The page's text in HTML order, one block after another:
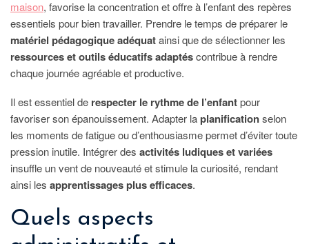
maison, favorise la concentration et offre à l’enfant des repères
essentiels pour bien travailler. Prendre le temps de préparer le
matériel pédagogique adéquatainsi que de sélectionner les
ressources et outils éducatifs adaptéscontribue à rendre
chaque journée agréable et productive.
Il est essentiel de respecter le rythme de l’enfantpour
favoriser son épanouissement. Adapter laplanificationselon
les moments de fatigue ou d’enthousiasme permet d’éviter toute
pression inutile. Intégrer des activités ludiques et variées
insuffle un vent de nouveauté et stimule la curiosité, rendant
ainsi les apprentissages plus efficaces.
Quels aspects